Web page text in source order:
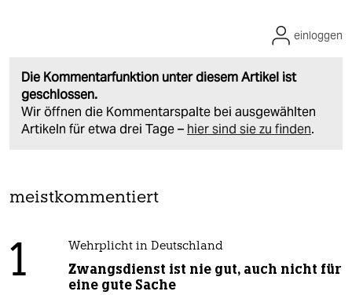
Die Kommentarfunktion unter diesem Artikel ist
geschlossen.
Wir öffnen die Kommentarspalte bei ausgewählten
Artikeln für etwa drei Tage – hier sind sie zu finden.
einloggen
meistkommentiert
1 Wehrplicht in Deutschland
Zwangsdienst ist nie gut, auch nicht für
eine gute Sache